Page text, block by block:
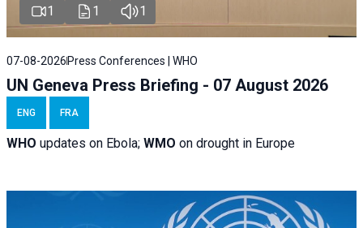
1 1 1
07-08-2026 Press Conferences | WHO
UN Geneva Press Briefing - 07 August 2026
ENG FRA
WHO updates on Ebola; WMO on drought in Europe